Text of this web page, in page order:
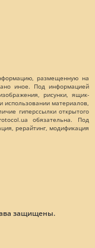
размещенную на
иное. Под информацией
рисунки, ящик-
материалов,
гиперссылки открытого
обязательна. Под
рерайтинг, модификация
защищены.